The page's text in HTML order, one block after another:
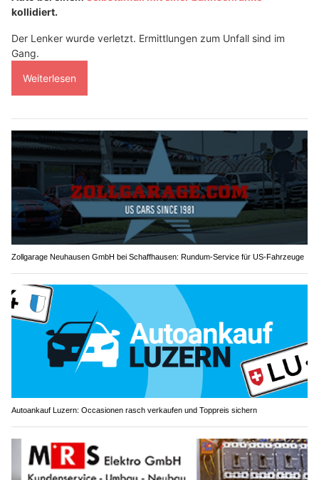
kollidiert.
Der Lenker wurde verletzt. Ermittlungen zum Unfall sind im
Gang.
Weiterlesen
Zollgarage Neuhausen GmbH bei Schaffhausen: Rundum-Service für US-Fahrzeuge
Autoankauf Luzern: Occasionen rasch verkaufen und Toppreis sichern